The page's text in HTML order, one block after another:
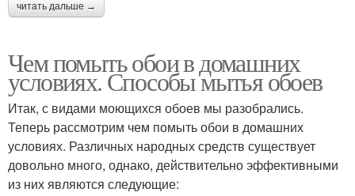
читать дальше →
Чем помыть обои в домашних
условиях. Способы мытья обоев
Итак, с видами моющихся обоев мы разобрались.
Теперь рассмотрим чем помыть обои в домашних
условиях. Различных народных средств существует
довольно много, однако, действительно эффективными
из них являются следующие: